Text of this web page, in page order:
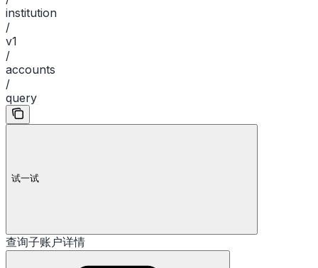
institution
/
v1
/
accounts
/
query
试一试
查询子账户详情